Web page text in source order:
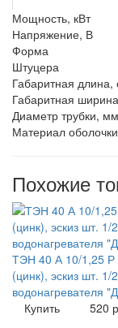
Мощность, кВт
Напряжение, В
Форма
Штуцера
Габаритная длина,
Габаритная
Диаметр трубки, мм
Материал оболочки
Похожие
ТЭН 40 А 10/1,25 Р
(цинк), эскиз шт. 1/
водонагревателя
Купить
520